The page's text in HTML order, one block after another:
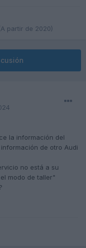
partir de 2020)
la información del
de otro Audi
no está a su
modo de taller"